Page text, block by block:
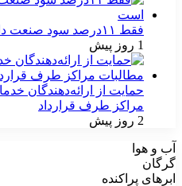
فقط ۱۱‌درصد سود صنعت دارو تبدیل به نقدینگی شده است
1 روز پیش
حمایت از ارائه‌دهندگان
مراکز طرف قرارداد
2 روز پیش
آب و هوا
گرگان
ابرهای پراکنده